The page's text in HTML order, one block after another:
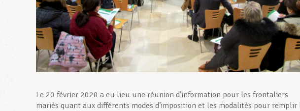
Le 20 février 2020 a eu lieu une réunion d’information pour les frontaliers
mariés quant aux différents modes d’imposition et les modalités pour remplir